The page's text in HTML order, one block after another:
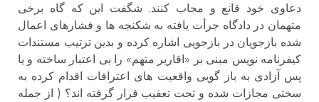
دعاوی خود قانع و مجاب کنند. شگفت این که گاه برخی
متهمان در دادگاه جرأت یافته به شکنجه ها و فشارهای اعمال
شده بازجویان در بازجویی اشاره کرده و بدین ترتیب مستندات
کیفرنامه نویس مبنی بر «اقاریر متهم» را بی اعتبار ساخته و یا
پس آزادی به باز گویی واقعیت های اعترافات اقدام کرده به
سختی مجازات شده و تحت تعقیب قرار گرفته اند؟ ( از جمله